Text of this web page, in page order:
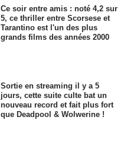
Ce soir entre amis : noté 4,2 sur
5, ce thriller entre Scorsese et
Tarantino est l'un des plus
grands films des années 2000
Sortie en streaming il y a 5
jours, cette suite culte bat un
nouveau record et fait plus fort
que Deadpool & Wolwerine !